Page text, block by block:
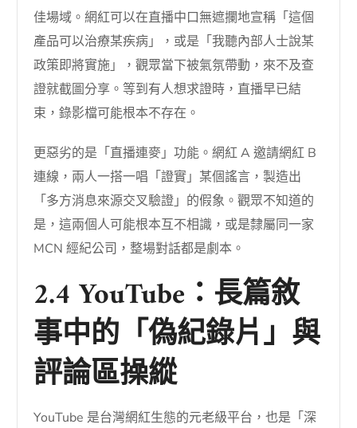
佳場域。網紅可以在直播中口無遮攔地宣稱「這個
產品可以治療某疾病」，或是「我聽內部人士說某
政策即將實施」，觀眾當下被氣氛帶動，來不及查
證就截圖分享。等到有人想求證時，直播早已結
束，錄影檔可能根本不存在。
更惡劣的是「直播連麥」功能。網紅 A 邀請網紅 B
連線，兩人一搭一唱「證實」某個謠言，製造出
「多方消息來源交叉驗證」的假象。觀眾不知道的
是，這兩個人可能根本互不相識，或是隸屬同一家
MCN 經紀公司，整場對話都是劇本。
2.4 YouTube：長篇敘
事中的「偽紀錄片」與
評論區操縱
YouTube 是台灣網紅生態的元老級平台，也是「深